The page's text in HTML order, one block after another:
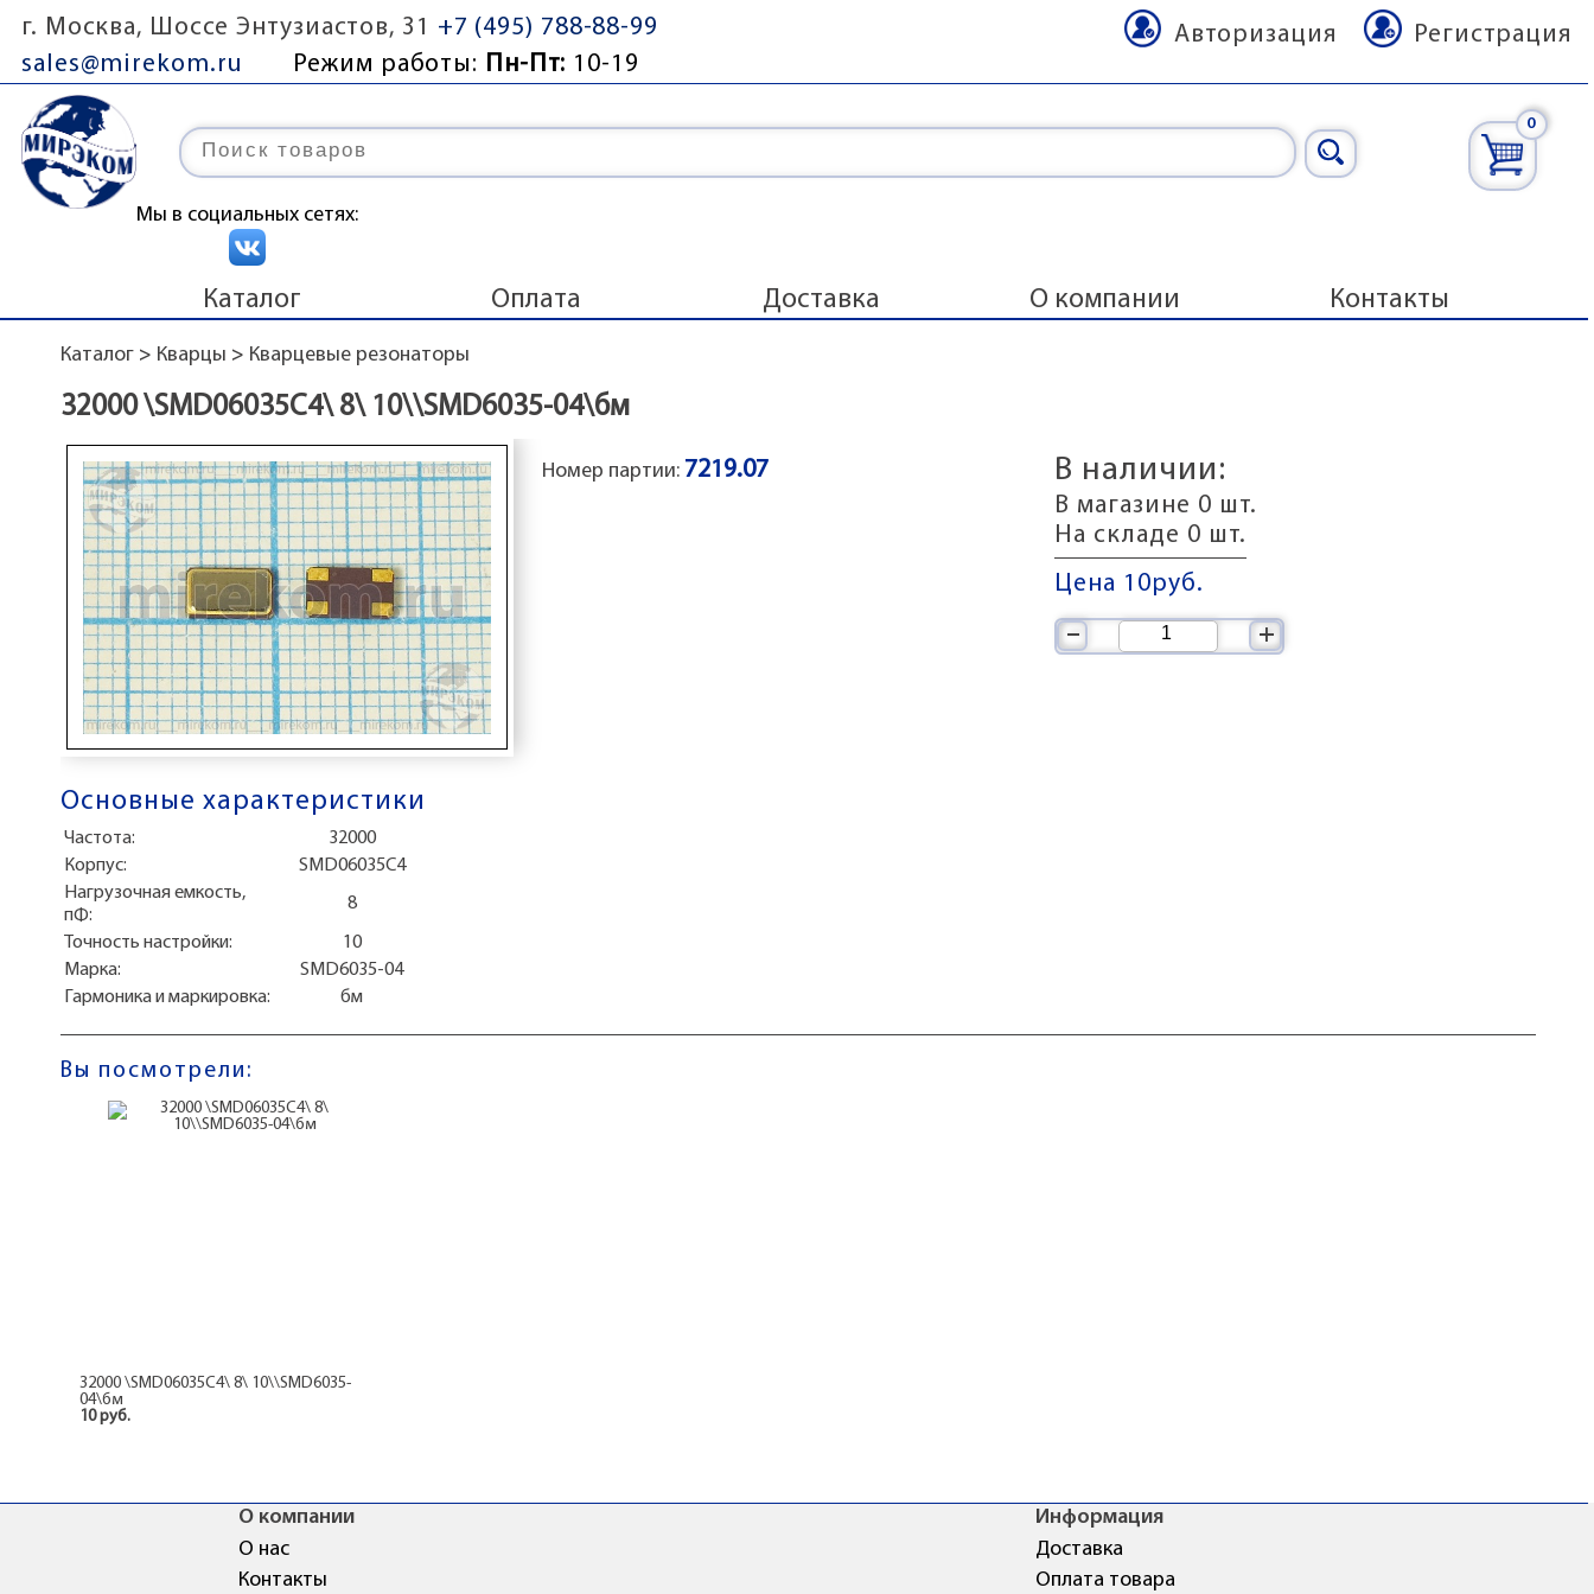
г. Москва, Шоссе Энтузиастов, 31
+7 (495) 788-88-99
sales@mirekom.ru
Режим работы: Пн-Пт: 10-19
Регистрация
Авторизация
Мы в социальных сетях:
0
Каталог Оплата Доставка О компании Контакты
Каталог> Кварцы > Кварцевые резонаторы
32000 \SMD06035C4\ 8\ 10\\SMD6035-04\бм
Номер партии: 7219.07 В наличии:
В магазине 0 шт.
На складе 0 шт.
Цена 10руб.
+
–
Основные характеристики
Частота:
32000
Корпус:
SMD06035C4
Нагрузочная емкость,
пФ:
8
Точность настройки:
10
Маркa:
SMD6035-04
Гармоника и маркировка:
бм
Вы посмотрели:
32000 \SMD06035C4\ 8\ 10\\SMD6035-
04\бм
10 руб.
О компании
О нас
Контакты
Информация
Доставка
Оплата товара